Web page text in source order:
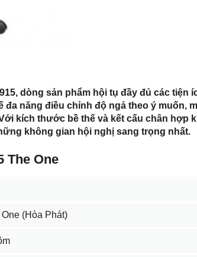
dòng sản phẩm hội tụ đầy đủ các tiện
năng điều chỉnh độ ngả theo ý muốn,
kích thước bề thế và kết cấu chân hợp
không gian hội nghị sang trọng nhất.
The One
(Hòa Phát)